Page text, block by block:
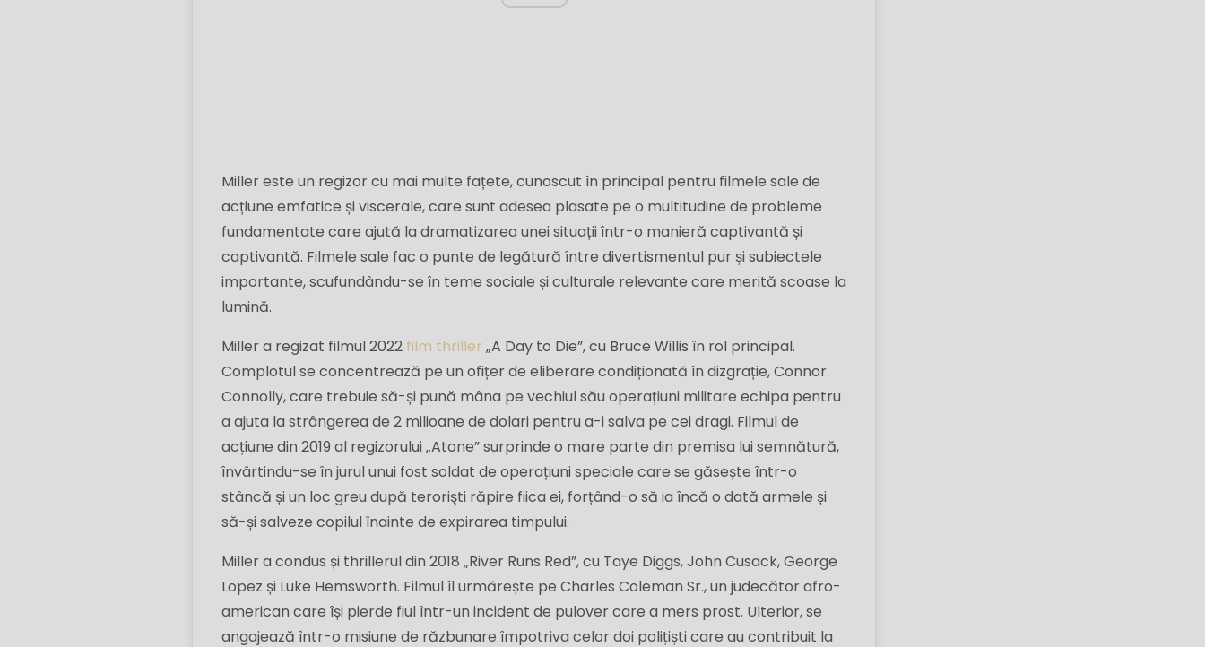
Miller este un regizor cu mai multe fațete, cunoscut în principal pentru filmele sale de
acțiune emfatice și viscerale, care sunt adesea plasate pe o multitudine de probleme
fundamentate care ajută la dramatizarea unei situații într-o manieră captivantă și
captivantă. Filmele sale fac o punte de legătură între divertismentul pur și subiectele
importante, scufundându-se în teme sociale și culturale relevante care merită scoase la
lumină.
Miller a regizat filmul 2022 film thriller „A Day to Die”, cu Bruce Willis în rol principal.
Complotul se concentrează pe un ofițer de eliberare condiționată în dizgrație, Connor
Connolly, care trebuie să-și pună mâna pe vechiul său operațiuni militare echipa pentru
a ajuta la strângerea de 2 milioane de dolari pentru a-i salva pe cei dragi. Filmul de
acțiune din 2019 al regizorului „Atone” surprinde o mare parte din premisa lui semnătură,
învârtindu-se în jurul unui fost soldat de operațiuni speciale care se găsește într-o
stâncă și un loc greu după terorişti răpire fiica ei, forțând-o să ia încă o dată armele și
să-și salveze copilul înainte de expirarea timpului.
Miller a condus și thrillerul din 2018 „River Runs Red”, cu Taye Diggs, John Cusack, George
Lopez și Luke Hemsworth. Filmul îl urmărește pe Charles Coleman Sr., un judecător afro-
american care își pierde fiul într-un incident de pulover care a mers prost. Ulterior, se
angajează într-o misiune de răzbunare împotriva celor doi polițiști care au contribuit la